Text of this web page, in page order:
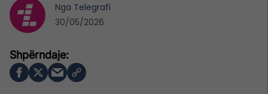
Nga Telegrafi
30/05/2026